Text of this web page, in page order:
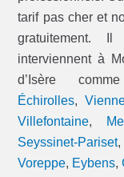
tarif pas cher et
gratuitement.
interviennent à
d’Isère
Échirolles,
Villefontaine,
Seyssinet-Pariset
Voreppe, Eybens,